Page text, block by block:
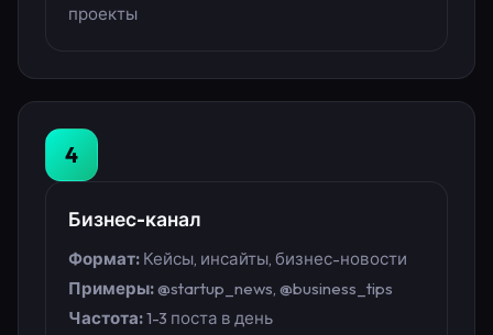
проекты
4
Бизнес-канал
Формат: Кейсы, инсайты, бизнес-новости
Примеры:@startup_news, @business_tips
Частота:1-3 поста в день